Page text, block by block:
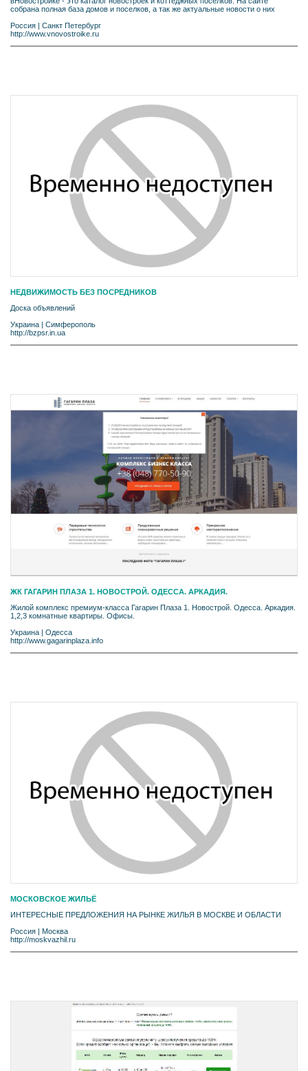
собрана полная база домов и поселков, а так же актуальные новости о них
Россия | Санкт Петербург
http://www.vnovostroike.ru
НЕДВИЖИМОСТЬ БЕЗ ПОСРЕДНИКОВ
Доска объявлений
Украина | Симферополь
http://bzpsr.in.ua
ЖК ГАГАРИН ПЛАЗА 1. НОВОСТРОЙ. ОДЕССА. АРКАДИЯ.
Жилой комплекс премиум-класса Гагарин Плаза 1. Новострой. Одесса. Аркадия.
1,2,3 комнатные квартиры. Офисы.
Украина | Одесса
http://www.gagarinplaza.info
МОСКОВСКОЕ ЖИЛЬЁ
ИНТЕРЕСНЫЕ ПРЕДЛОЖЕНИЯ НА РЫНКЕ ЖИЛЬЯ В МОСКВЕ И ОБЛАСТИ
Россия | Москва
http://moskvazhil.ru